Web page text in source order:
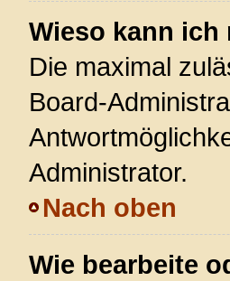
Wieso kann
Die maximal
Board-
Administrator.
Nach oben
Wie bearbeite